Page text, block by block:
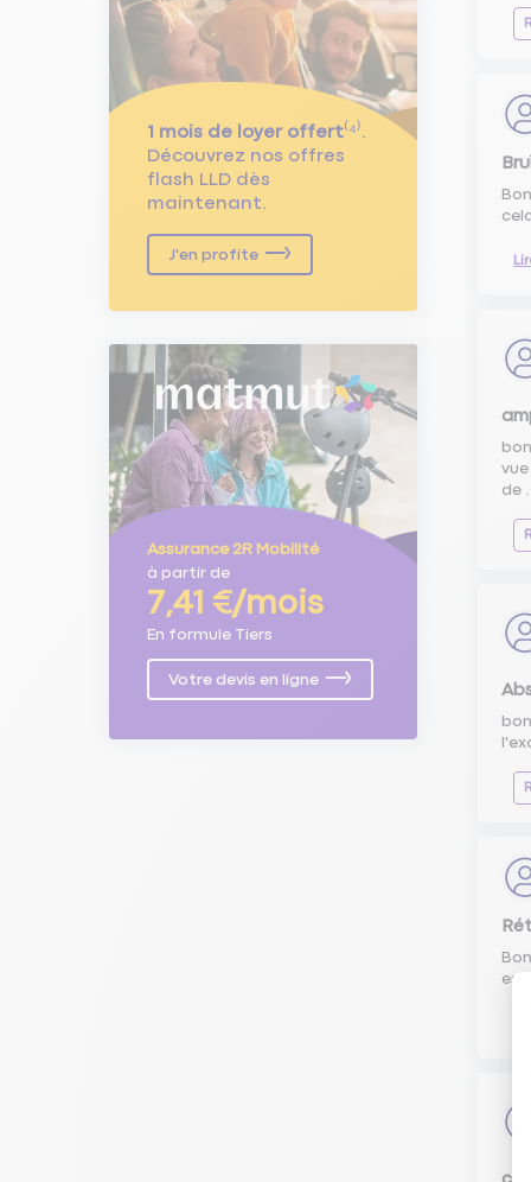
1 mois de loyer offert⁽⁴⁾.
Découvrez nos offres
flash LLD dès
maintenant.
J'en profite
Assurance 2R Mobilité
à partir de
7,41 €/mois
En formule Tiers
Votre devis en ligne
de
est